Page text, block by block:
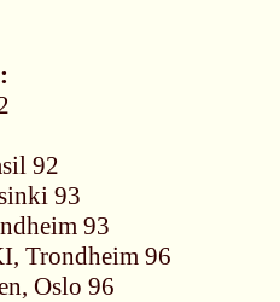
92
93
93
Trondheim 96
Oslo 96